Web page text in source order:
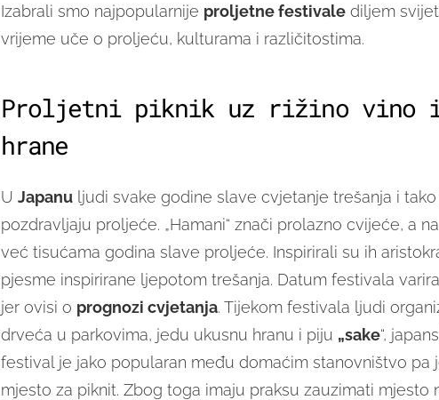
Izabrali smo najpopularnije proljetne festivalediljem
vrijeme uče o proljeću, kulturama i različitostima.
Proljetni piknik uz rižino vino i
hrane
U Japanuljudi svake godine slave cvjetanje trešanja i
pozdravljaju proljeće. „Hamani“ znači prolazno cvijeće, a
već tisućama godina slave proljeće. Inspirirali su ih
pjesme inspirirane ljepotom trešanja. Datum festivala
jer ovisi o prognozi cvjetanja. Tijekom festivala ljudi
drveća u parkovima, jedu ukusnu hranu i piju „sake“,
festival je jako popularan među domaćim stanovništvo pa
mjesto za piknit. Zbog toga imaju praksu zauzimati mjesto